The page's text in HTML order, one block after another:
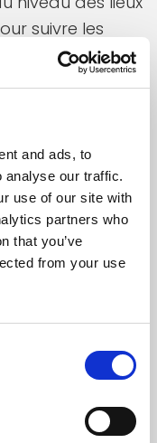
and ads, to
analyse our traffic.
use of our site with
partners who
that you’ve
from your use
suivre les
élargir la base
probantes,
statistiques
cette fin, des
échantillon qui
divers pays
sur les